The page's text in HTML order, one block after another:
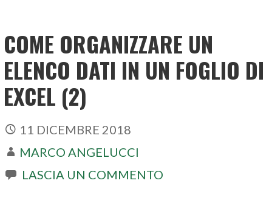
COME ORGANIZZARE UN
ELENCO DATI IN UN FOGLIO DI
EXCEL (2)
11 DICEMBRE 2018
MARCO ANGELUCCI
LASCIA UN COMMENTO